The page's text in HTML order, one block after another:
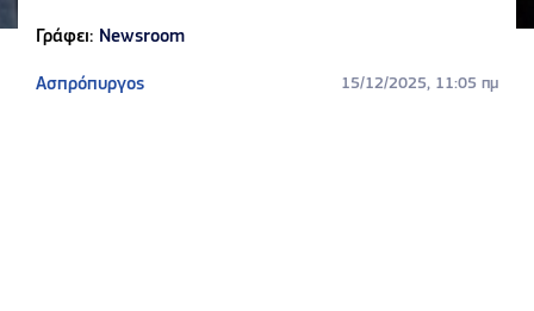
Γράφει: Newsroom
Ασπρόπυργος 15/12/2025, 11:05 πμ